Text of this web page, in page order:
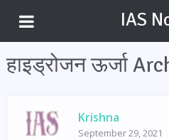
IAS
हाइड्रोजन ऊर्जा
Krishna
September 29, 2021